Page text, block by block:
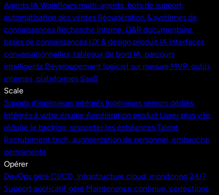
Agents IA Workflows multi-agents, bots de support,
automatisation des ventes Récupération & systèmes de
connaissances Recherche interne, Q&R documentaire,
bases de connaissances UX & design produit IA Interfaces
conversationnelles, tableaux de bord IA, parcours
intelligents Développement logiciel sur mesure MVP, outils
internes, plateformes SaaS
Scale
Squads d'ingénieurs intégrés Ingénieurs seniors dédiés
intégrés à votre équipe Accélération produit Livrer plus vite,
réduire le backlog, respecter les échéances Talent
Recrutement tech, augmentation de personnel, embauche
permanente
Opérer
DevOps géré CI/CD, infrastructure cloud, monitoring 24/7
Support applicatif géré Maintenance continue, corrections